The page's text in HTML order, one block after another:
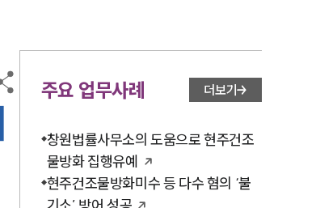
주요 업무사례 더보기
창원법률사무소의 도움으로 현주건조
물방화 집행유예
현주건조물방화미수 등 다수 혐의 ‘불